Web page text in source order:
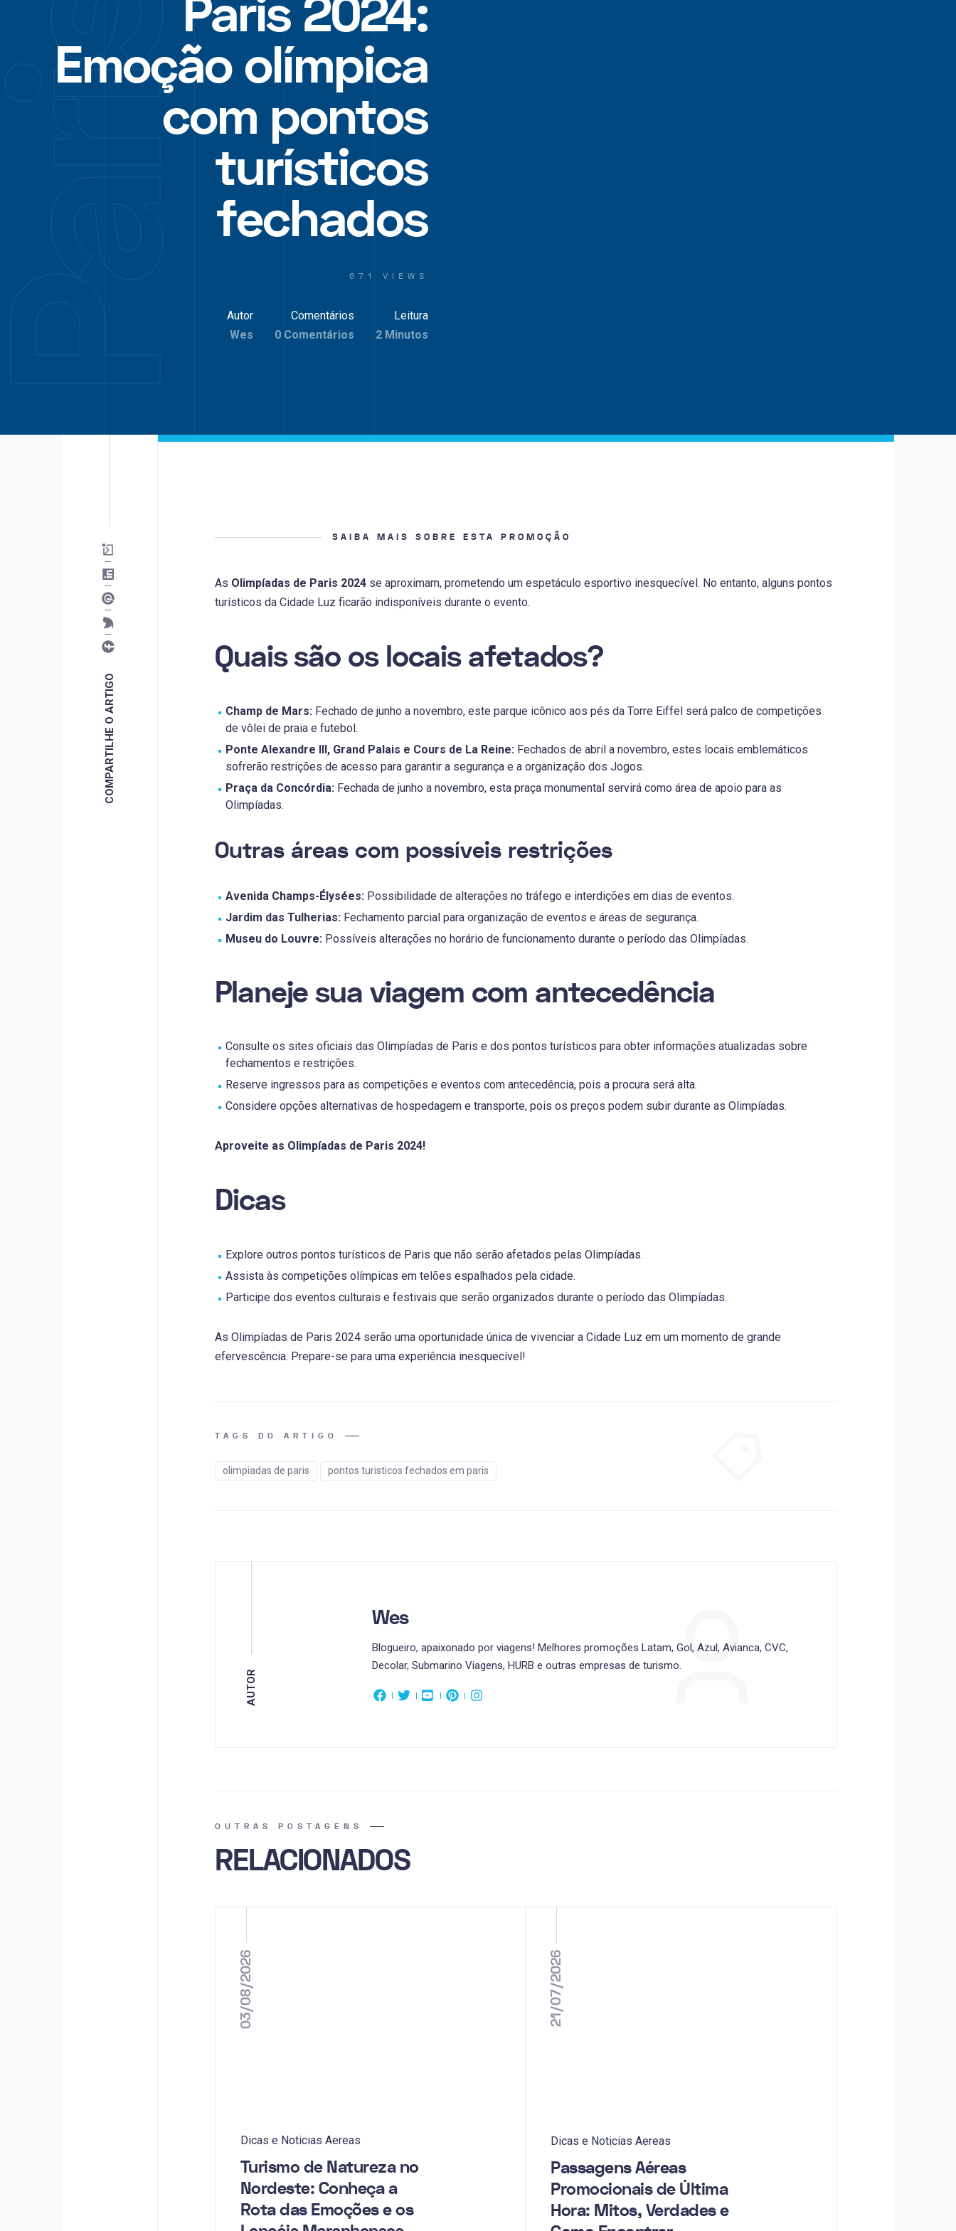
Paris 2024:
Emoção olímpica
com pontos
turísticos
fechados
671 VIEWS
Autor
Wes
Comentários
0 Comentários
Leitura
2 Minutos
COMPARTILHE O ARTIGO
SAIBA MAIS SOBRE ESTA PROMOÇÃO
As Olimpíadas de Paris 2024se aproximam, prometendo um espetáculo esportivo inesquecível. No entanto, alguns pontos
turísticos da Cidade Luz ficarão indisponíveis durante o evento.
Quais são os locais afetados?
Champ de Mars: Fechado de junho a novembro, este parque icônico aos pés da Torre Eiffel será palco de competições
de vôlei de praia e futebol.
Ponte Alexandre III, Grand Palais e Cours de La Reine: Fechados de abril a novembro, estes locais emblemáticos
sofrerão restrições de acesso para garantir a segurança e a organização dos Jogos.
Praça da Concórdia: Fechada de junho a novembro, esta praça monumental servirá como área de apoio para as
Olimpíadas.
Outras áreas com possíveis restrições
Avenida Champs-Élysées: Possibilidade de alterações no tráfego e interdições em dias de eventos.
Jardim das Tulherias: Fechamento parcial para organização de eventos e áreas de segurança.
Museu do Louvre: Possíveis alterações no horário de funcionamento durante o período das Olimpíadas.
Planeje sua viagem com antecedência
Consulte os sites oficiais das Olimpíadas de Paris e dos pontos turísticos para obter informações atualizadas sobre
fechamentos e restrições.
Reserve ingressos para as competições e eventos com antecedência, pois a procura será alta.
Considere opções alternativas de hospedagem e transporte, pois os preços podem subir durante as Olimpíadas.
Aproveite as Olimpíadas de Paris 2024!
Dicas
Explore outros pontos turísticos de Paris que não serão afetados pelas Olimpíadas.
Assista às competições olímpicas em telões espalhados pela cidade.
Participe dos eventos culturais e festivais que serão organizados durante o período das Olimpíadas.
As Olimpíadas de Paris 2024 serão uma oportunidade única de vivenciar a Cidade Luz em um momento de grande
efervescência. Prepare-se para uma experiência inesquecível!
TAGS DO ARTIGO
olimpiadas de paris pontos turisticos fechados em paris
AUTOR
Wes
Blogueiro, apaixonado por viagens! Melhores promoções Latam, Gol, Azul, Avianca, CVC,
Decolar, Submarino Viagens, HURB e outras empresas de turismo.
OUTRAS POSTAGENS
RELACIONADOS
03/08/2026
Dicas e Noticias Aereas
Turismo de Natureza no
Nordeste: Conheça a
Rota das Emoções e os
21/07/2026
Dicas e Noticias Aereas
Passagens Aéreas
Promocionais de Última
Hora: Mitos, Verdades e